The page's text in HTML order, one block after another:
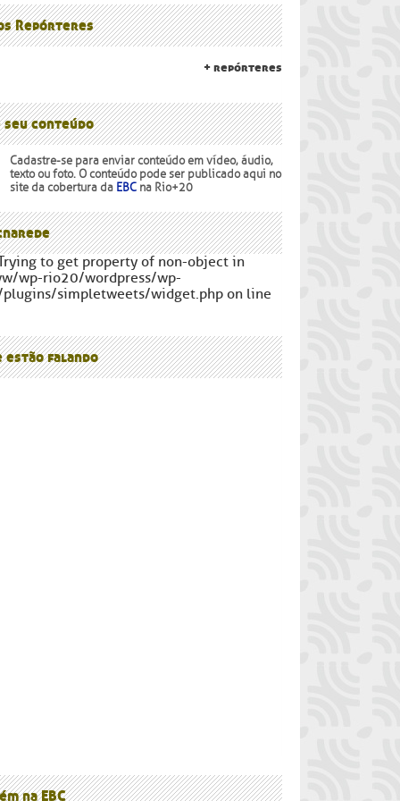
Povos
Repórteres
+ repórteres
seu conteúdo
Cadastre-se para enviar conteúdo em vídeo, áudio,
texto ou foto. O conteúdo pode ser publicado aqui no
site da cobertura da EBC na Rio+20
to get property of non-object in
wp-rio20/wordpress/wp-
simpletweets/widget.php on line
estão falando
na EBC